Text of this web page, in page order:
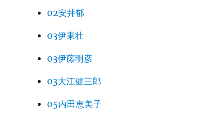
02安井郁
03伊東壮
03伊藤明彦
03大江健三郎
05内田恵美子